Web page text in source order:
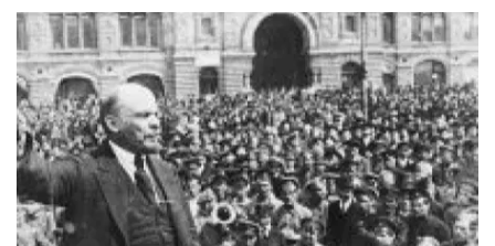
trước đó trong xã hội loài người.